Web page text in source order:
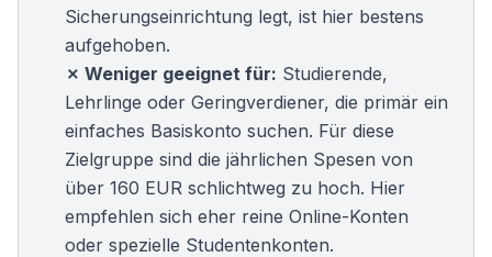
Sicherungseinrichtung legt, ist hier bestens
aufgehoben.
✗ Weniger geeignet für: Studierende,
Lehrlinge oder Geringverdiener, die primär ein
einfaches Basiskonto suchen. Für diese
Zielgruppe sind die jährlichen Spesen von
über 160 EUR schlichtweg zu hoch. Hier
empfehlen sich eher reine Online-Konten
oder spezielle Studentenkonten.